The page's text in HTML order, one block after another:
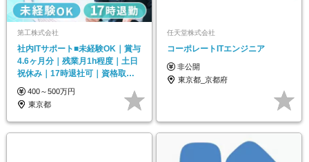
第工株式会社
社内ITサポート■未経験OK｜賞与
4.6ヶ月分｜残業月1h程度｜土日
祝休み｜17時退社可｜資格取得
支援あり
400～500万円
東京都
任天堂株式会社
コーポレートITエンジニア
非公開
東京都_京都府